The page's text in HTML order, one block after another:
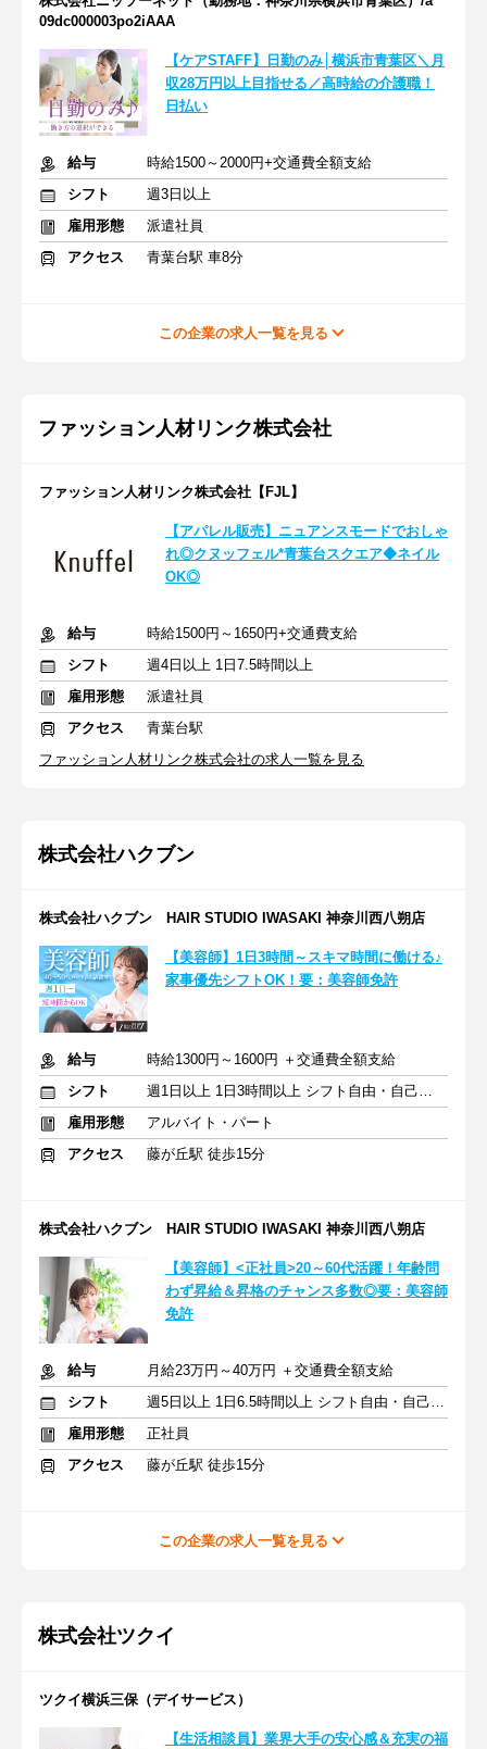
09dc000003po2iAAA
【ケアSTAFF】日勤のみ│横浜市青葉区＼月
収28万円以上目指せる／高時給の介護職！
日払い
給与
時給1500～2000円+交通費全額支給
シフト
週3日以上
雇用形態
派遣社員
アクセス
青葉台駅 車8分
この企業の求人一覧を見る
ファッション人材リンク株式会社
ファッション人材リンク株式会社【FJL】
【アパレル販売】ニュアンスモードでおしゃ
れ◎クヌッフェル*青葉台スクエア◆ネイル
OK◎
給与
時給1500円～1650円+交通費支給
シフト
週4日以上 1日7.5時間以上
雇用形態
派遣社員
アクセス
青葉台駅
ファッション人材リンク株式会社の求人一覧を見る
株式会社ハクブン
株式会社ハクブン HAIR STUDIO IWASAKI 神奈川西八朔店
【美容師】1日3時間～スキマ時間に働ける♪
家事優先シフトOK！要：美容師免許
給与
時給1300円～1600円 ＋交通費全額支給
シフト
週1日以上 1日3時間以上 シフト自由・自己申告
雇用形態
アルバイト・パート
アクセス
藤が丘駅 徒歩15分
株式会社ハクブン HAIR STUDIO IWASAKI 神奈川西八朔店
【美容師】<正社員>20～60代活躍！年齢問
わず昇給＆昇格のチャンス多数◎要：美容師
免許
給与
月給23万円～40万円 ＋交通費全額支給
シフト
週5日以上 1日6.5時間以上 シフト自由・自己申告
雇用形態
正社員
アクセス
藤が丘駅 徒歩15分
この企業の求人一覧を見る
株式会社ツクイ
ツクイ横浜三保（デイサービス）
【生活相談員】業界大手の安心感＆充実の福